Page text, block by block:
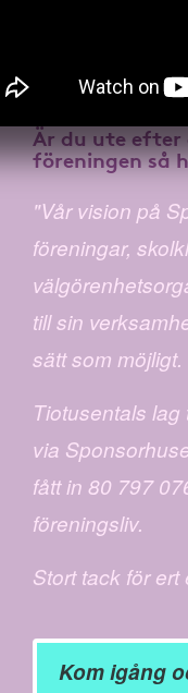
Är du ute
föreningenså
"Vår vision på
föreningar,
till sin
sätt som möjligt.
Tiotusentals
via
fått in 80 797
föreningsliv.
Stort tack för
Kom igång